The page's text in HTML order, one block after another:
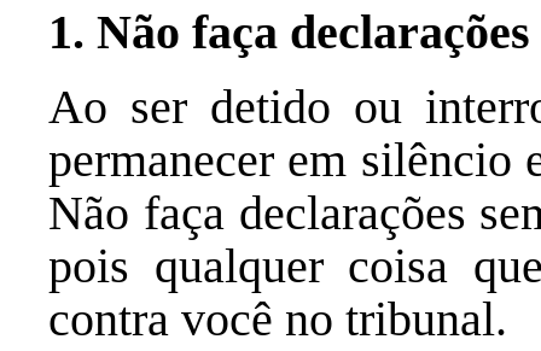
1. Não faça
Ao ser detido ou
permanecer em silêncio
Não faça declarações
pois qualquer coisa
contra você no tribunal.